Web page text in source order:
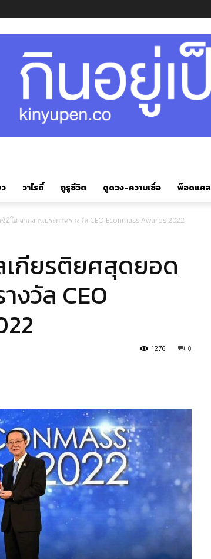
วาไรตี้ กูรูชีวิต ดูดวง-ความเชื่อ พ็อดแคส
อีโอ จากงานประกาศรางวัล CEO Econmass Awards 2022
ลเกียรติยศสุดยอด
งวัล CEO
0
1276